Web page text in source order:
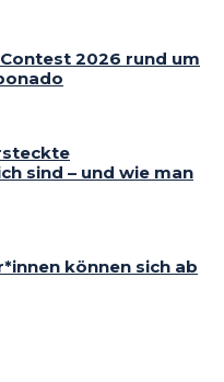
2026 rund um
sind – und wie man
können sich ab